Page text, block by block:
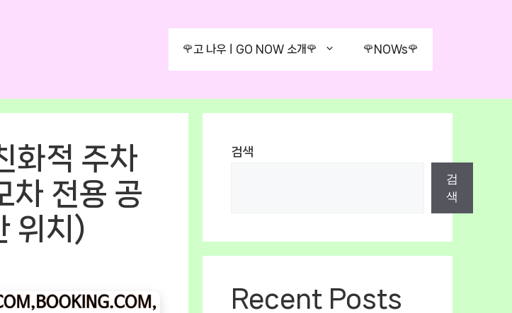
🌹고 나우ㅣGO NOW 소개🌹 🌹NOWs🌹
화적 주차
차 전용 공
위치)
검색
검
색
Recent Posts